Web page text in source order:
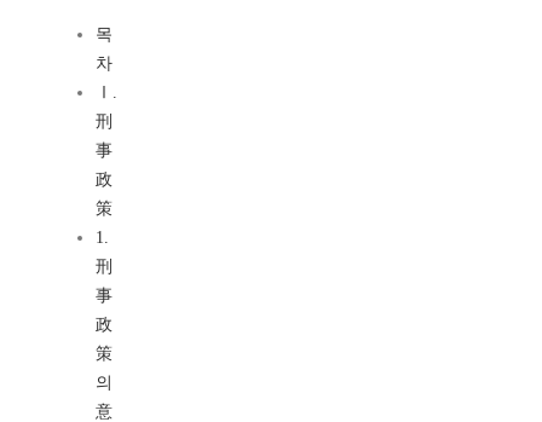
목
차
Ⅰ.
刑
事
政
策
1.
刑
事
政
策
의
意